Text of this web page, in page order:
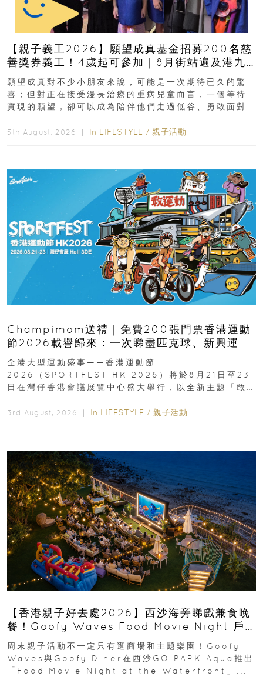
【親子義工2026】願望成真基金招募200名慈
善獎券義工！4歲起可參加｜8月街站遍及港九
新界
願望成真對不少小朋友來說，可能是一次期待已久的驚
喜；但對正在接受漫長治療的重病兒童而言，一個等待
實現的願望，卻可以成為陪伴他們走過低谷、勇敢面對
5th August, 2026 ｜ In LIFESTYLE / 親子活動
Champimom送禮｜免費200張門票香港運動
節2026載譽歸來：一次睇盡匹克球、新興運
動、街舞比賽＋逾百運動品牌展覽
全港大型運動盛事——香港運動節
2026（SPORTFEST HK 2026）將於8月21日至23
日在灣仔香港會議展覽中心盛大舉行，以全新主題「敢
3rd August, 2026 ｜ In LIFESTYLE / 親子活動
【香港親子好去處2026】西沙海旁睇戲兼食晚
餐！Goofy Waves Food Movie Night 戶
外影院逢週末登場
周末親子活動不一定只有逛商場和主題樂園！Goofy
Waves與Goofy Diner在西沙GO PARK Aqua推出
「Food Movie Night at the Waterfront」...